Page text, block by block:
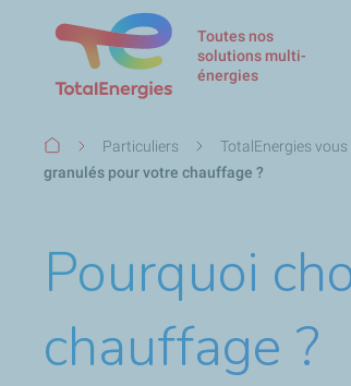
Toutes nos
solutions multi-
énergies
Fil
d'Ariane
Particuliers TotalEnergies vous
granulés pour votre chauffage ?
Pourquoi
chauffage ?